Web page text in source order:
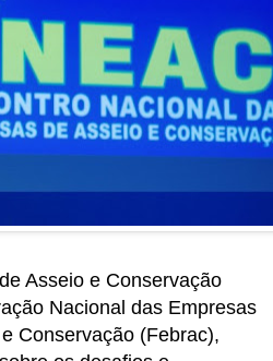
Asseio e Conservação
Nacional das Empresas
Conservação (Febrac),